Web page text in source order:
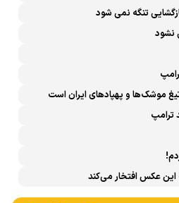
تنگه نمی شود
نشود
موشک‌ها و پهپادهای ایران است
ترامپ
عکس افتخار می‌کند